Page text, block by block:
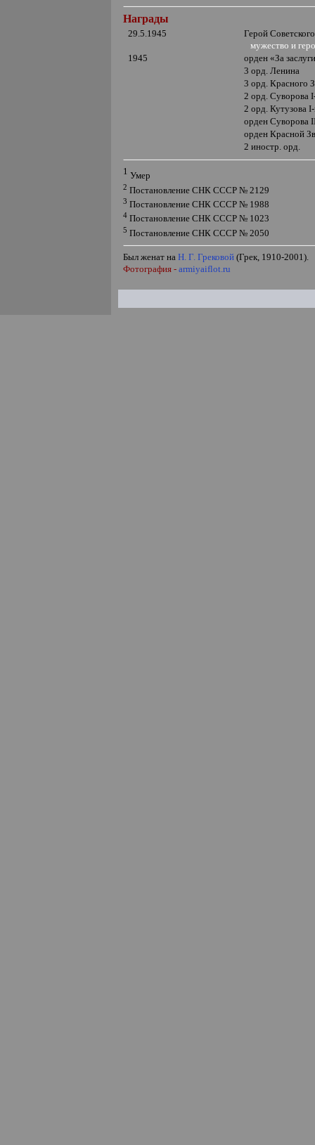
Награды
29.5.1945
Герой
мужество и
1945
орден «За
3 орд. Ленина
3 орд. Красного
2 орд. СувороваI
2 орд. КутузоваI
орден Суворова
орден Красной
2 иностр. орд.
1 Умер
2 Постановление СНК СССР № 2129
3 Постановление СНК СССР № 1988
4 Постановление СНК СССР № 1023
5 Постановление СНК СССР № 2050
Был женат наН. Г. Грековой (Грек, 1910-2001).
Фотография - armiyaiflot.ru